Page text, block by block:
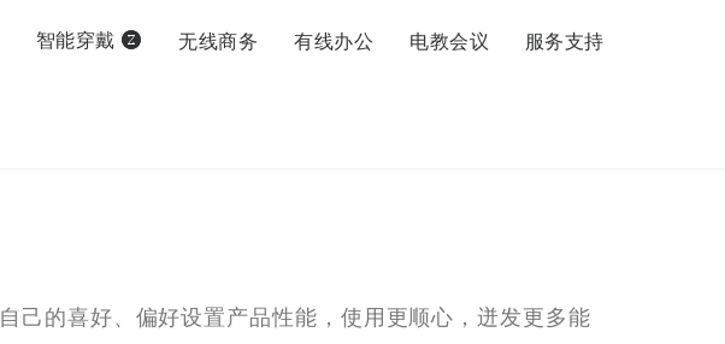
智能穿戴 无线商务 有线办公 电教会议 服务支持
己的喜好、偏好设置产品性能，使用更顺心，迸发更多能